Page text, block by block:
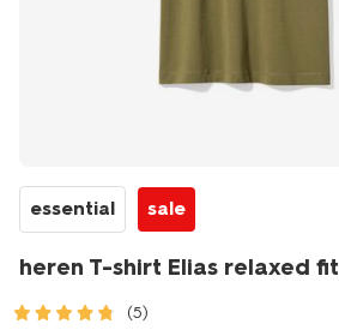
essential sale
heren T-shirt Elias relaxed fit
(5)